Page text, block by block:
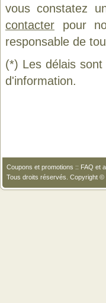
vous constatez
contacter pour
responsable de
(*) Les délais
d'information.
Coupons et promotions :: FAQ et
Tous droits réservés. Copyright